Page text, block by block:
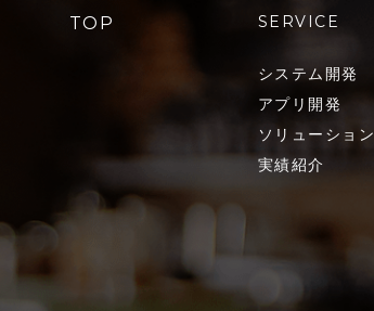
TOP SERVICE
システム開発
アプリ開発
ソリューション
実績紹介